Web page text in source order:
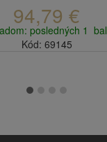
94,79 €
posledných 1 bal
Kód: 69145